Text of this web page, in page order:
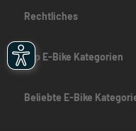
Rechtliches
Top E-Bike Kategorien
Beliebte E-Bike